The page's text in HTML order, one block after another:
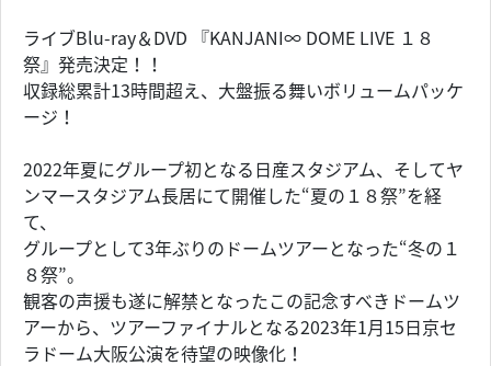
ライブBlu-ray＆DVD 『KANJANI∞ DOME LIVE １８
祭』発売決定！！
収録総累計13時間超え、大盤振る舞いボリュームパッケ
ージ！
2022年夏にグループ初となる日産スタジアム、そしてヤ
ンマースタジアム長居にて開催した“夏の１８祭”を経
て、
グループとして3年ぶりのドームツアーとなった“冬の１
８祭”。
観客の声援も遂に解禁となったこの記念すべきドームツ
アーから、ツアーファイナルとなる2023年1月15日京セ
ラドーム大阪公演を待望の映像化！